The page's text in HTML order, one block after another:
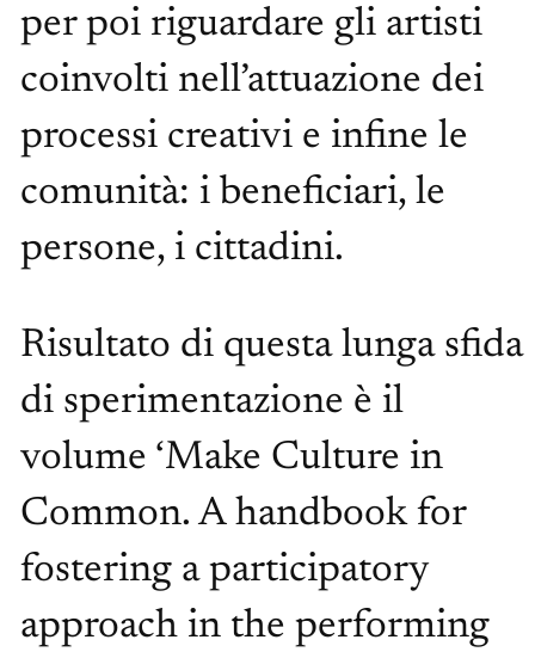
per poi riguardare gli artisti
coinvolti nell’attuazione dei
processi creativi e infine le
comunità: i beneficiari, le
persone, i cittadini.
Risultato di questa lunga sfida
di sperimentazione è il
volume ‘Make Culture in
Common. A handbook for
fostering a participatory
approach in the performing